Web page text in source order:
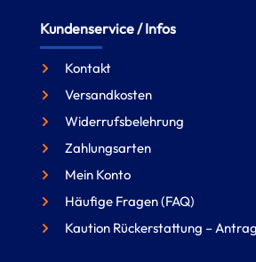
Kundenservice / Infos
Kontakt
Versandkosten
Widerrufsbelehrung
Zahlungsarten
Mein Konto
Häufige Fragen (FAQ)
Kaution Rückerstattung –